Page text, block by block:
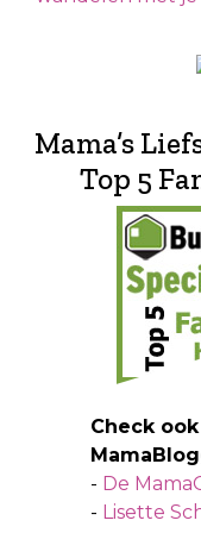
Mama’s
Top 5
Check
- De
- Lisette